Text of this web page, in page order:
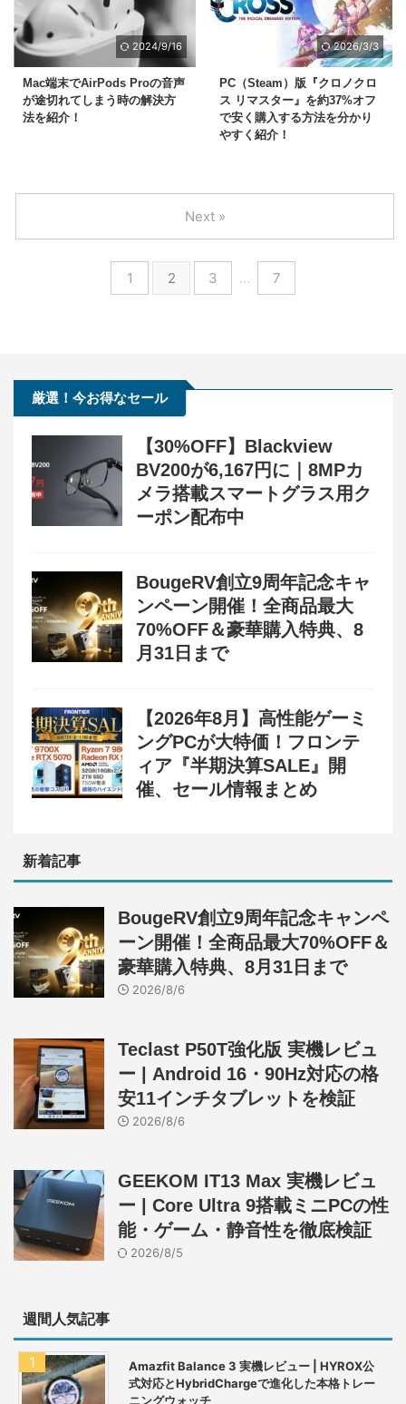
2024/9/16
Mac端末でAirPods Proの音声
が途切れてしまう時の解決方
法を紹介！
2026/3/3
PC（Steam）版『クロノクロ
ス リマスター』を約37%オフ
で安く購入する方法を分かり
やすく紹介！
1 2 3 … 7
Next »
厳選！今お得なセール
【30%OFF】Blackview
BV200が6,167円に｜8MPカ
メラ搭載スマートグラス用ク
ーポン配布中
BougeRV創立9周年記念キャ
ンペーン開催！全商品最大
70%OFF＆豪華購入特典、8
月31日まで
【2026年8月】高性能ゲーミ
ングPCが大特価！フロンテ
ィア『半期決算SALE』開
催、セール情報まとめ
新着記事
BougeRV創立9周年記念キャンペ
ーン開催！全商品最大70%OFF＆
豪華購入特典、8月31日まで
2026/8/6
Teclast P50T強化版 実機レビュ
ー | Android 16・90Hz対応の格
安11インチタブレットを検証
2026/8/6
GEEKOM IT13 Max 実機レビュ
ー | Core Ultra 9搭載ミニPCの性
能・ゲーム・静音性を徹底検証
2026/8/5
週間人気記事
Amazfit Balance 3 実機レビュー | HYROX公
式対応とHybridChargeで進化した本格トレー
ニングウォッチ